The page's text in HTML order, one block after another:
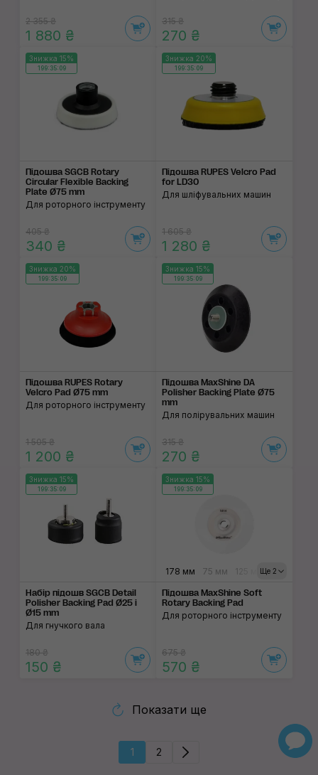
2 355 ₴
1 880 ₴
315 ₴
270 ₴
Знижка 15%
199:35:09
Підошва SGCB Rotary
Circular Flexible Backing
Plate Ø75 mm
Для роторного інструменту
405 ₴
340 ₴
Знижка 20%
199:35:09
Підошва RUPES Velcro Pad
for LD30
Для шліфувальних машин
1 605 ₴
1 280 ₴
Знижка 20%
199:35:09
Підошва RUPES Rotary
Velcro Pad Ø75 mm
Для роторного інструменту
1 505 ₴
1 200 ₴
Знижка 15%
199:35:09
Підошва MaxShine DA
Polisher Backing Plate Ø75
mm
Для полірувальних машин
315 ₴
270 ₴
Знижка 15%
199:35:09
Набір підошв SGCB Detail
Polisher Backing Pad Ø25 і
Ø15 mm
Для гнучкого вала
180 ₴
150 ₴
Знижка 15%
199:35:09
Ще 2
178 мм 75 мм 125 мм 150 мм
Підошва MaxShine Soft
Rotary Backing Pad
Для роторного інструменту
675 ₴
570 ₴
Показати ще
1 2